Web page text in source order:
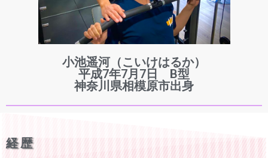
小池遥河（こいけはるか）
平成7年7月7日 B型
神奈川県相模原市出身
経歴